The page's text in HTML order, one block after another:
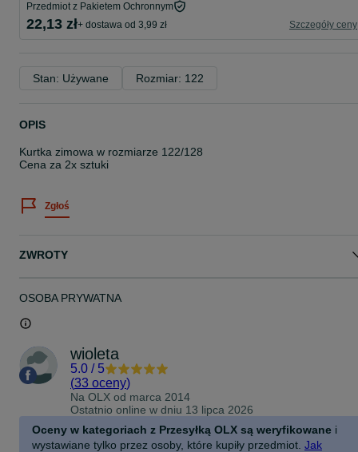
Przedmiot z Pakietem Ochronnym
22,13 zł+ dostawa od 3,99 zł Szczegóły ceny
Stan: Używane Rozmiar: 122
OPIS
Kurtka zimowa w rozmiarze 122/128
Cena za 2x sztuki
Zgłoś
ZWROTY
OSOBA PRYWATNA
wioleta
5.0 / 5
(33 oceny)
Na OLX od marca 2014
Ostatnio online w dniu 13 lipca 2026
Oceny w kategoriach z Przesyłką OLX są weryfikowane i
wystawiane tylko przez osoby, które kupiły przedmiot. Jak